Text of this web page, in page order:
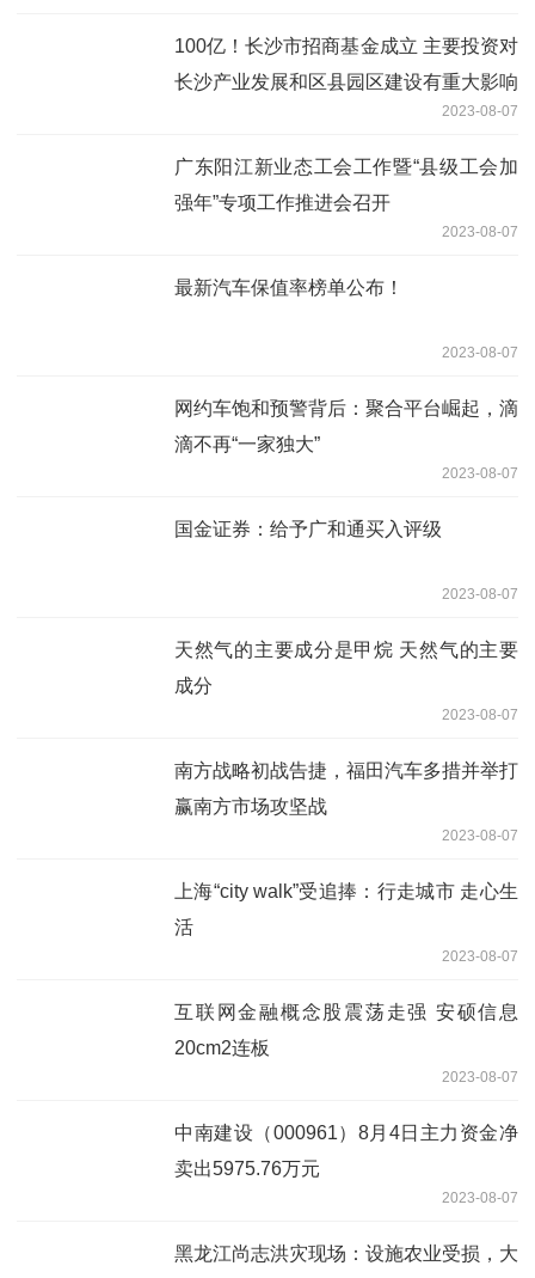
100亿！长沙市招商基金成立 主要投资对
长沙产业发展和区县园区建设有重大影响
2023-08-07
广东阳江新业态工会工作暨“县级工会加
强年”专项工作推进会召开
2023-08-07
最新汽车保值率榜单公布！
2023-08-07
网约车饱和预警背后：聚合平台崛起，滴
滴不再“一家独大”
2023-08-07
国金证券：给予广和通买入评级
2023-08-07
天然气的主要成分是甲烷 天然气的主要
成分
2023-08-07
南方战略初战告捷，福田汽车多措并举打
赢南方市场攻坚战
2023-08-07
上海“city walk”受追捧：行走城市 走心生
活
2023-08-07
互联网金融概念股震荡走强 安硕信息
20cm2连板
2023-08-07
中南建设（000961）8月4日主力资金净
卖出5975.76万元
2023-08-07
黑龙江尚志洪灾现场：设施农业受损，大